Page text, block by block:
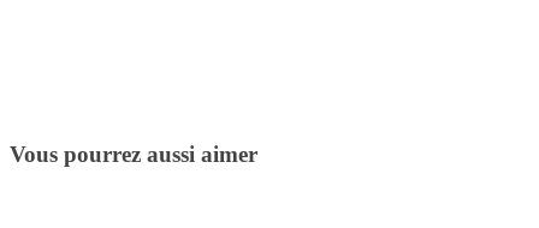
Vous pourrez aussi aimer